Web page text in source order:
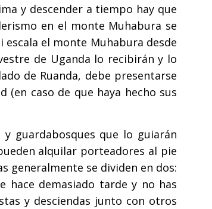
y descender a tiempo hay que
en el monte Muhabura se
escala el monte Muhabura desde
de Uganda lo recibirán y lo
de Ruanda, debe presentarse
(en caso de que haya hecho sus
guardabosques que lo guiarán
alquilar porteadores al pie
generalmente se dividen en dos:
hace demasiado tarde y no has
y desciendas junto con otros